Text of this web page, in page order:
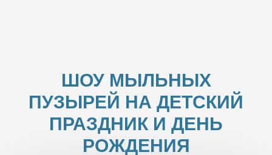
ШОУ МЫЛЬНЫХ
ПУЗЫРЕЙ НА ДЕТСКИЙ
ПРАЗДНИК И ДЕНЬ
РОЖДЕНИЯ